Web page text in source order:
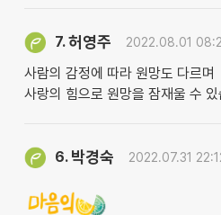
7.허영주 2022.08.01
사람의 감정에 따라 원망도 다르며
사랑의 힘으로 원망을 잠재울 수
6. 박경숙 2022.07.31